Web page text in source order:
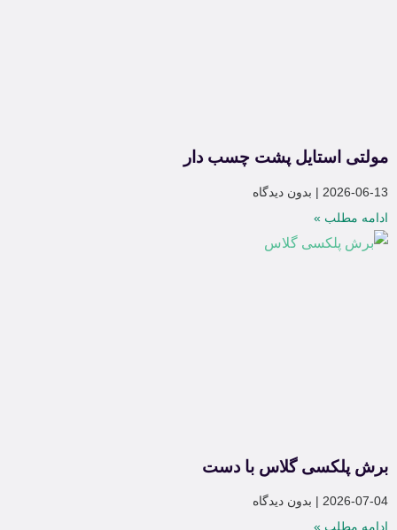
مولتی استایل پشت چسب دار
2026-06-13
بدون دیدگاه
ادامه مطلب »
برش پلکسی گلاس با دست
2026-07-04
بدون دیدگاه
ادامه مطلب »